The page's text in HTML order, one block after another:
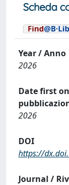
Scheda
Year / Anno
2026
Date first
2026
DOI
https://
Journal /